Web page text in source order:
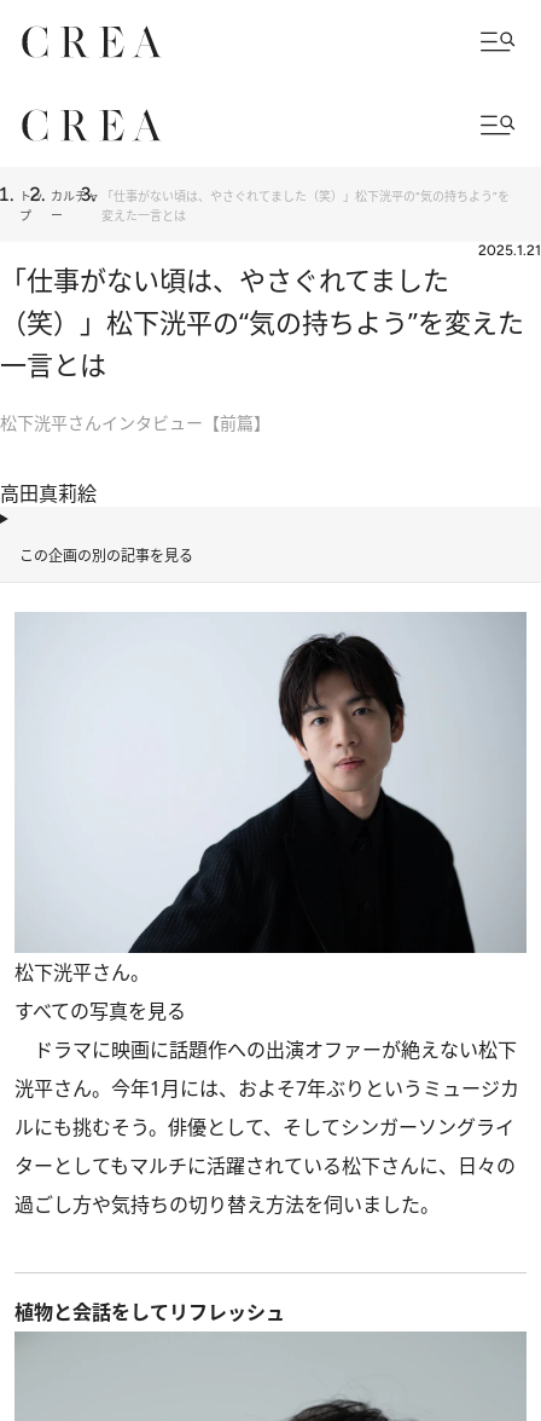
トッ
プ
カルチャ
ー
「仕事がない頃は、やさぐれてました（笑）」松下洸平の“気の持ちよう”を
変えた一言とは
2025.1.21
「仕事がない頃は、やさぐれてました
（笑）」松下洸平の“気の持ちよう”を変えた
一言とは
松下洸平さんインタビュー【前篇】
高田真莉絵
この企画の別の記事を見る
松下洸平さん。
すべての写真を見る
ドラマに映画に話題作への出演オファーが絶えない松下
洸平さん。今年1月には、およそ7年ぶりというミュージカ
ルにも挑むそう。俳優として、そしてシンガーソングライ
ターとしてもマルチに活躍されている松下さんに、日々の
過ごし方や気持ちの切り替え方法を伺いました。
植物と会話をしてリフレッシュ